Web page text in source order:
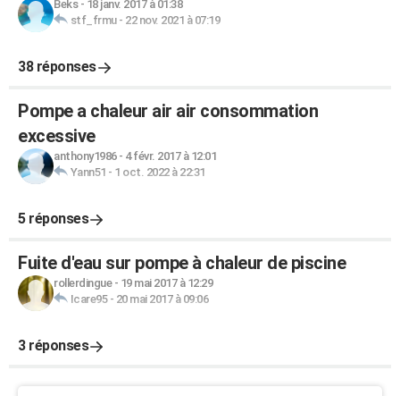
Beks- 18 janv. 2017 à 01:38
stf_frmu- 22 nov. 2021 à 07:19
38 réponses
Pompe a chaleur air air consommation
excessive
anthony1986- 4 févr. 2017 à 12:01
Yann51 - 1 oct. 2022 à 22:31
5 réponses
Fuite d'eau sur pompe à chaleur de piscine
rollerdingue- 19 mai 2017 à 12:29
Icare95- 20 mai 2017 à 09:06
3 réponses